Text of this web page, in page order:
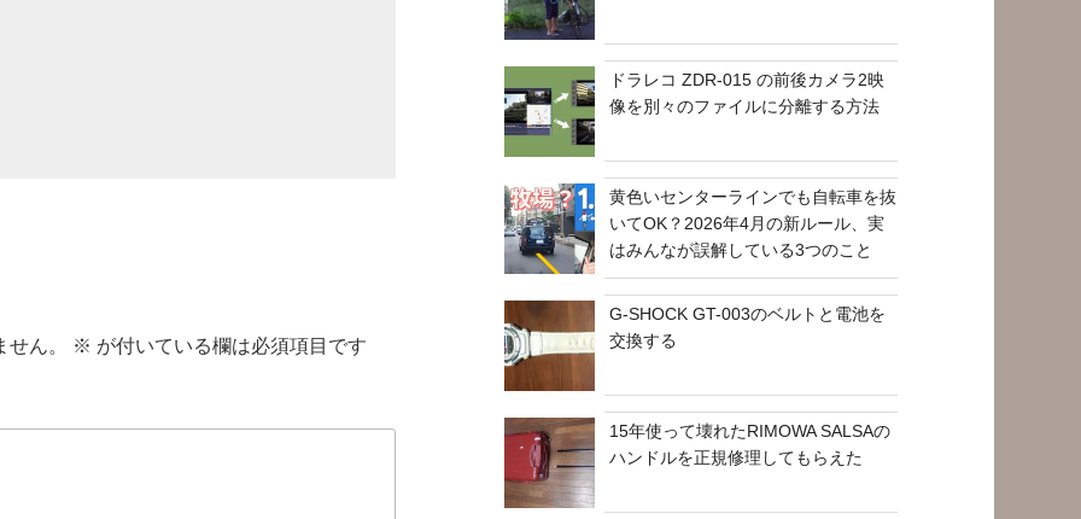
ん。 ※ が付いている欄は必須項目です
ドラレコ ZDR-015 の前後カメラ2映
像を別々のファイルに分離する方法
黄色いセンターラインでも自転車を抜
いてOK？2026年4月の新ルール、実
はみんなが誤解している3つのこと
G-SHOCK GT-003のベルトと電池を
交換する
15年使って壊れたRIMOWA SALSAの
ハンドルを正規修理してもらえた